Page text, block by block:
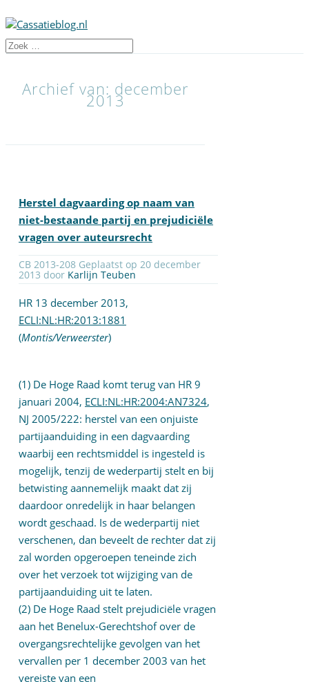
Archief van: december
2013
Herstel dagvaarding op naam van
niet-bestaande partij en prejudiciële
vragen over auteursrecht
CB 2013-208 Geplaatst op 20 december
2013 door Karlijn Teuben
HR 13 december 2013,
ECLI:NL:HR:2013:1881
(Montis/Verweerster)
(1) De Hoge Raad komt terug van HR 9
januari 2004, ECLI:NL:HR:2004:AN7324,
NJ 2005/222: herstel van een onjuiste
partijaanduiding in een dagvaarding
waarbij een rechtsmiddel is ingesteld is
mogelijk, tenzij de wederpartij stelt en bij
betwisting aannemelijk maakt dat zij
daardoor onredelijk in haar belangen
wordt geschaad. Is de wederpartij niet
verschenen, dan beveelt de rechter dat zij
zal worden opgeroepen teneinde zich
over het verzoek tot wijziging van de
partijaanduiding uit te laten.
(2) De Hoge Raad stelt prejudiciële vragen
aan het Benelux-Gerechtshof over de
overgangsrechtelijke gevolgen van het
vervallen per 1 december 2003 van het
vereiste van een